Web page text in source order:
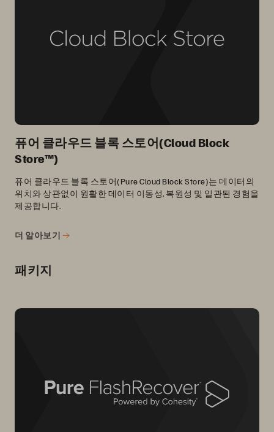
퓨어 클라우드 블록 스토어(Cloud Block
Store™)
퓨어 클라우드 블록 스토어(Pure Cloud Block Store)는 데이터의
위치와 상관없이 원활한 데이터 이동성, 복원성 및 일관된 경험을
제공합니다.
더 알아보기
패키지